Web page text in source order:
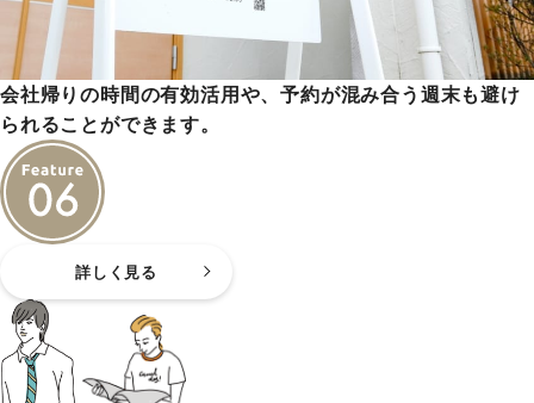
会社帰りの時間の有効活用や、予約が混み合う週末も避け
られることができます。
詳しく見る